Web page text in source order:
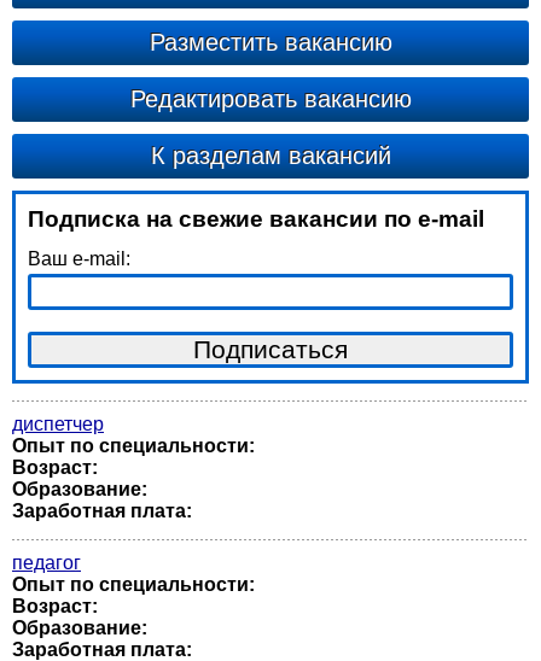
Разместить вакансию
Редактировать вакансию
К разделам вакансий
Подписка на свежие вакансии по e-mail
Ваш e-mail:
диспетчер
Опыт по специальности:
Возраст:
Образование:
Заработная плата:
педагог
Опыт по специальности:
Возраст:
Образование:
Заработная плата: